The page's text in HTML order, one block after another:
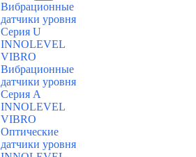
Вибрационные
датчики уровня
Серия U
INNOLEVEL
VIBRO
Вибрационные
датчики уровня
Серия A
INNOLEVEL
VIBRO
Оптические
датчики уровня